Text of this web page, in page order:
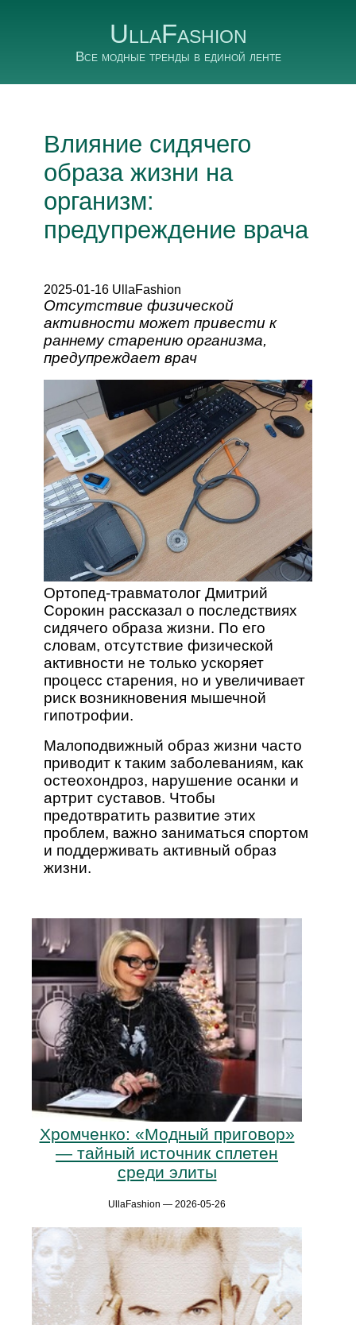
UllaFashion
Все модные тренды в единой ленте
Влияние сидячего
образа жизни на
организм:
предупреждение врача
2025-01-16 UllaFashion
Отсутствие физической
активности может привести к
раннему старению организма,
предупреждает врач
Ортопед-травматолог Дмитрий
Сорокин рассказал о последствиях
сидячего образа жизни. По его
словам, отсутствие физической
активности не только ускоряет
процесс старения, но и увеличивает
риск возникновения мышечной
гипотрофии.
Малоподвижный образ жизни часто
приводит к таким заболеваниям, как
остеохондроз, нарушение осанки и
артрит суставов. Чтобы
предотвратить развитие этих
проблем, важно заниматься спортом
и поддерживать активный образ
жизни.
Хромченко: «Модный приговор»
— тайный источник сплетен
среди элиты
UllaFashion — 2026-05-26